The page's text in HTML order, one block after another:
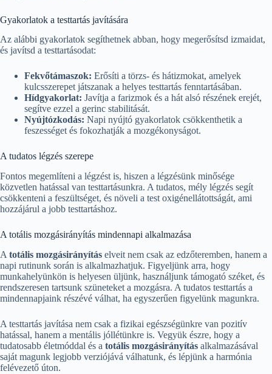
Gyakorlatok a testtartás javítására
Az alábbi gyakorlatok segíthetnek abban, hogy megerősítsd izmaidat,
és javítsd a testtartásodat:
Fekvőtámaszok: Erősíti a törzs- és hátizmokat, amelyek
kulcsszerepet játszanak a helyes testtartás fenntartásában.
Hídgyakorlat: Javítja a farizmok és a hát alsó részének erejét,
segítve ezzel a gerinc stabilitását.
Nyújtózkodás: Napi nyújtó gyakorlatok csökkenthetik a
feszességet és fokozhatják a mozgékonyságot.
A tudatos légzés szerepe
Fontos megemlíteni a légzést is, hiszen a légzésünk minősége
közvetlen hatással van testtartásunkra. A tudatos, mély légzés segít
csökkenteni a feszültséget, és növeli a test oxigénellátottságát, ami
hozzájárul a jobb testtartáshoz.
A totális mozgásirányítás mindennapi alkalmazása
A totális mozgásirányítás elveit nem csak az edzőteremben, hanem a
napi rutinunk során is alkalmazhatjuk. Figyeljünk arra, hogy
munkahelyünkön is helyesen üljünk, használjunk támogató széket, és
rendszeresen tartsunk szüneteket a mozgásra. A tudatos testtartás a
mindennapjaink részévé válhat, ha egyszerűen figyelünk magunkra.
A testtartás javítása nem csak a fizikai egészségünkre van pozitív
hatással, hanem a mentális jóllétünkre is. Vegyük észre, hogy a
tudatosabb életmóddal és a totális mozgásirányítás alkalmazásával
saját magunk legjobb verziójává válhatunk, és lépjünk a harmónia
felévezető úton.